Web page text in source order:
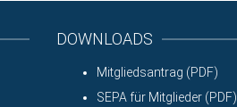
DOWNLOADS
Mitgliedsantrag (PDF)
SEPA für Mitglieder (PDF)